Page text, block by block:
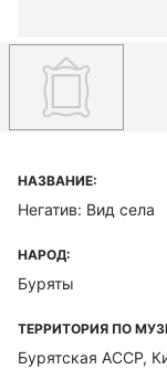
НАЗВАНИЕ:
Негатив: Вид села
НАРОД:
Буряты
ТЕРРИТОРИЯ ПО
Бурятская ACCP,